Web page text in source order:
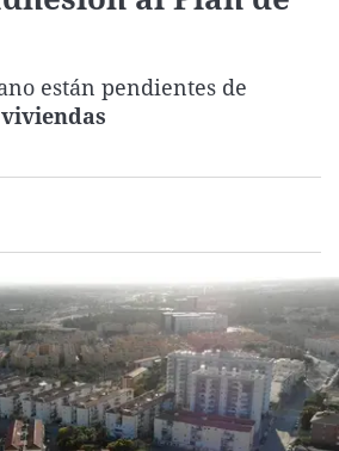
Como el perro y el
Equipo de
La Rioja
Elecciones
están pendientes de
viviendas